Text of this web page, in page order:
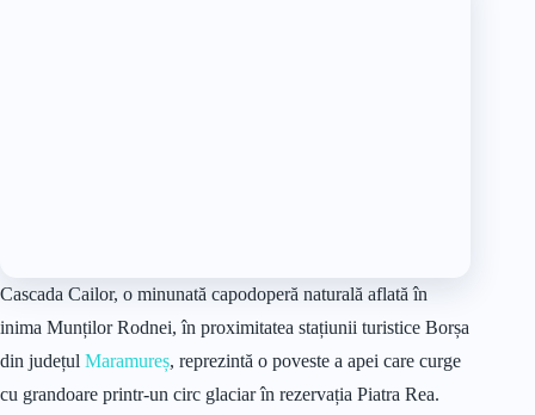
Cascada Cailor, o minunată capodoperă naturală aflată în
inima Munților Rodnei, în proximitatea stațiunii turistice Borșa
din județul Maramureș, reprezintă o poveste a apei care curge
cu grandoare printr-un circ glaciar în rezervația Piatra Rea.